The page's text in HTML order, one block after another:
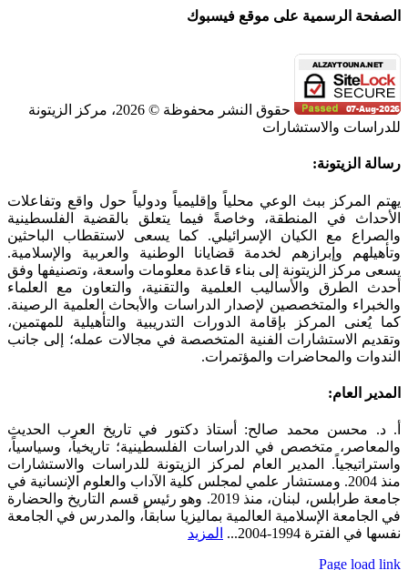
الصفحة الرسمية على موقع فيسبوك
حقوق النشر محفوظة © 2026، مركز الزيتونة
للدراسات والاستشارات
Toggle
Bar
Area
رسالة الزيتونة:
يهتم المركز ببث الوعي محلياً وإقليمياً ودولياً حول واقع وتفاعلات
الأحداث في المنطقة، وخاصةً فيما يتعلق بالقضية الفلسطينية
والصراع مع الكيان الإسرائيلي. كما يسعى لاستقطاب الباحثين
وتأهيلهم وإبرازهم لخدمة قضايانا الوطنية والعربية والإسلامية.
يسعى مركز الزيتونة إلى بناء قاعدة معلومات واسعة، وتصنيفها وفق
أحدث الطرق والأساليب العلمية والتقنية، والتعاون مع العلماء
والخبراء والمتخصصين لإصدار الدراسات والأبحاث العلمية الرصينة.
كما يُعنى المركز بإقامة الدورات التدريبية والتأهيلية للمهتمين،
وتقديم الاستشارات الفنية المتخصصة في مجالات عمله؛ إلى جانب
الندوات والمحاضرات والمؤتمرات.
المدير العام:
أ. د. محسن محمد صالح: أستاذ دكتور في تاريخ العرب الحديث
والمعاصر، متخصص في الدراسات الفلسطينية؛ تاريخياً، وسياسياً،
واستراتيجياً. المدير العام لمركز الزيتونة للدراسات والاستشارات
منذ 2004. ومستشار علمي لمجلس كلية الآداب والعلوم الإنسانية في
جامعة طرابلس، لبنان، منذ 2019. وهو رئيس قسم التاريخ والحضارة
في الجامعة الإسلامية العالمية بماليزيا سابقاً، والمدرس في الجامعة
نفسها في الفترة 1994-2004...
المزيد
Page load link